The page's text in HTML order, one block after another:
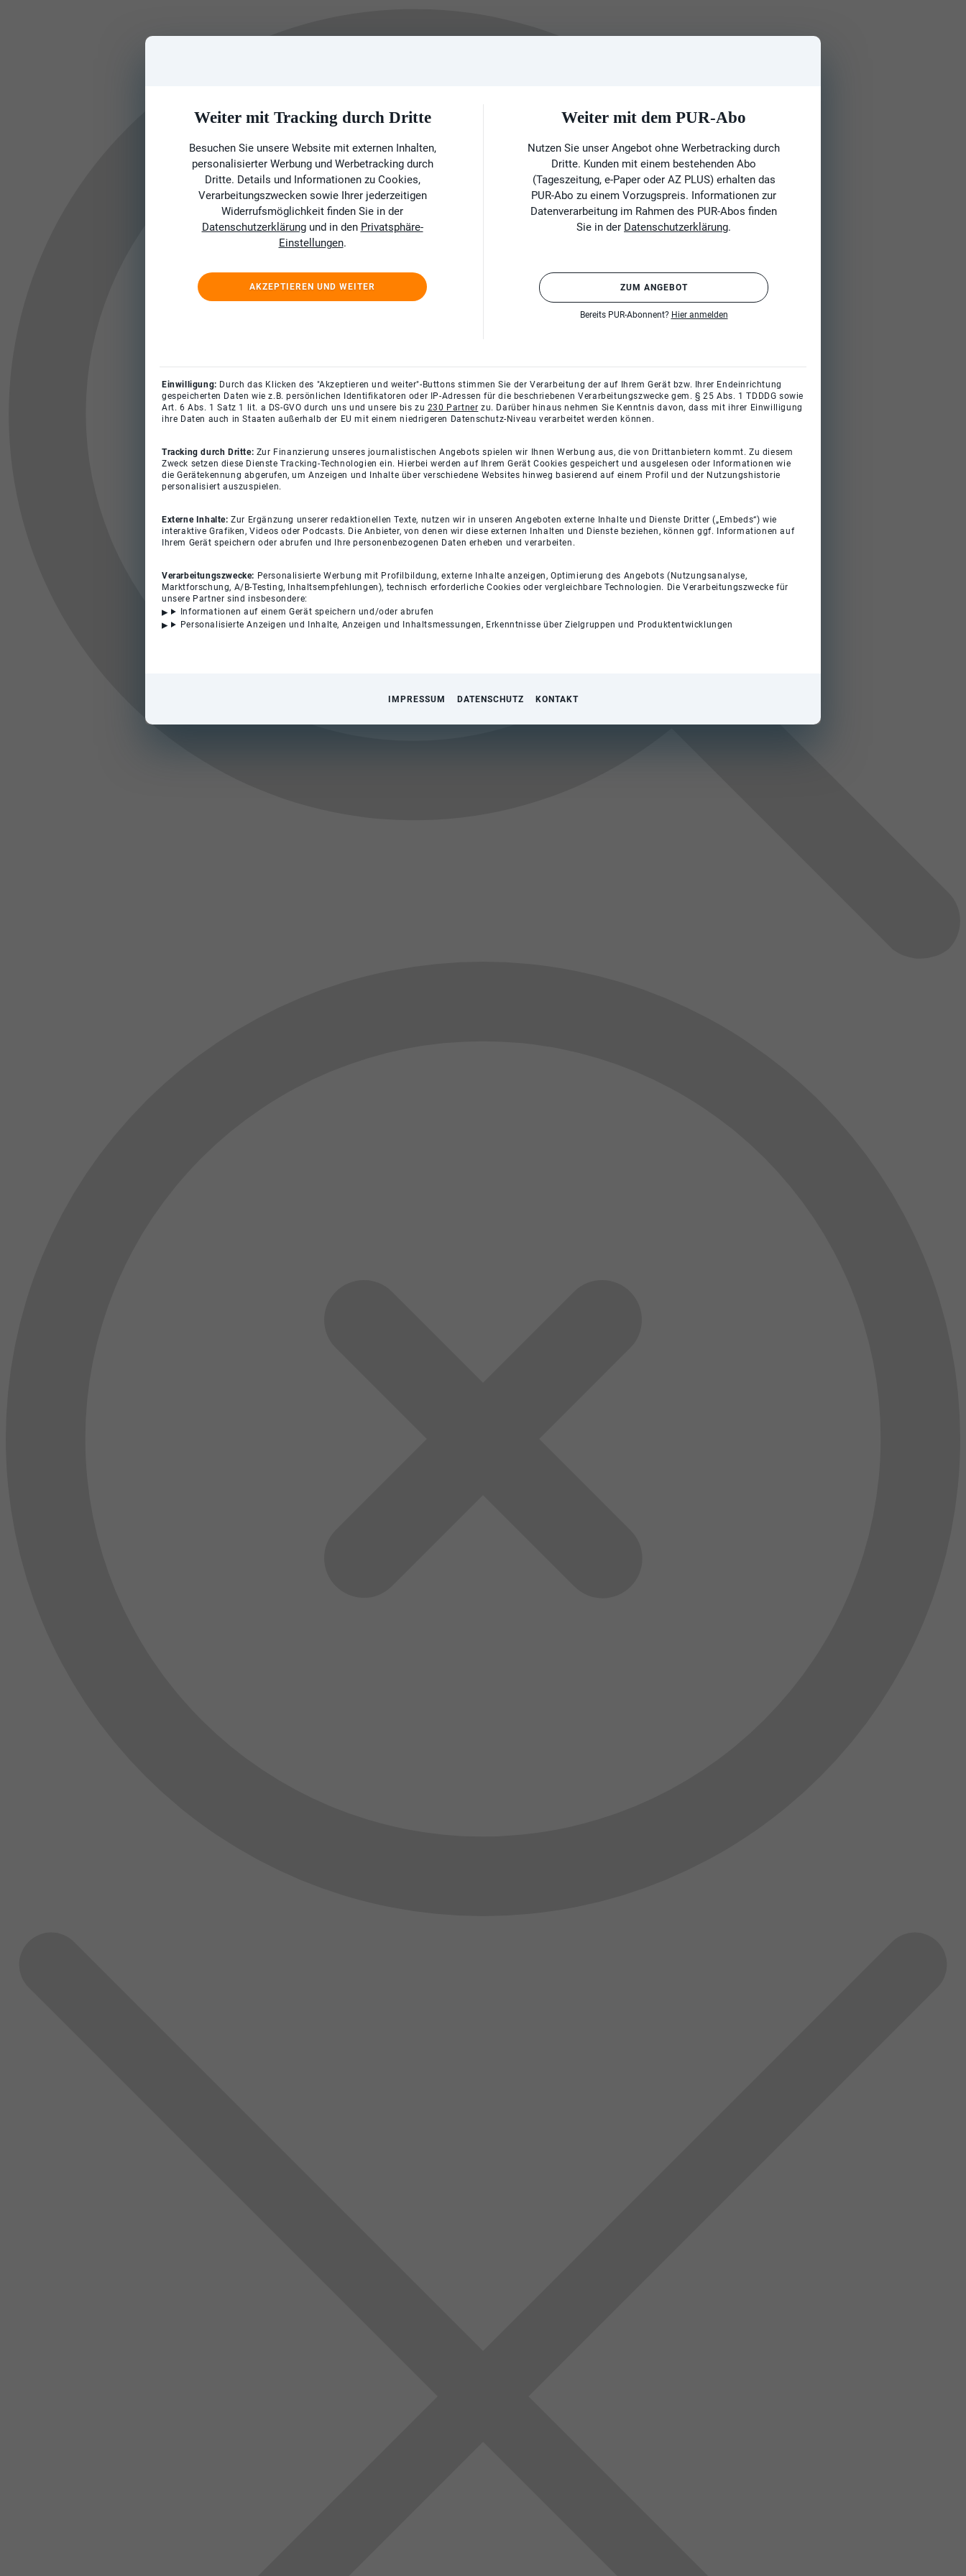
Weiter mit Tracking durch Dritte
Besuchen Sie unsere Website mit externen Inhalten,
personalisierter Werbung und Werbetracking durch
Dritte. Details und Informationen zu Cookies,
Verarbeitungszwecken sowie Ihrer jederzeitigen
Widerrufsmöglichkeit finden Sie in der
Datenschutzerklärungund in den Privatsphäre-
Einstellungen.
AKZEPTIEREN UND WEITER
Weiter mit dem PUR-Abo
Nutzen Sie unser Angebot ohne Werbetracking durch
Dritte. Kunden mit einem bestehenden Abo
(Tageszeitung, e-Paper oder AZ PLUS) erhalten das
PUR-Abo zu einem Vorzugspreis. Informationen zur
Datenverarbeitung im Rahmen des PUR-Abos finden
Sie in der Datenschutzerklärung.
ZUM ANGEBOT
Bereits PUR-Abonnent? Hier anmelden
Einwilligung: Durch das Klicken des "Akzeptieren und weiter"-Buttons stimmen Sie der Verarbeitung der auf Ihrem Gerät bzw. Ihrer Endeinrichtung
gespeicherten Daten wie z.B. persönlichen Identifikatoren oder IP-Adressen für die beschriebenen Verarbeitungszwecke gem. § 25 Abs. 1 TDDDG sowie
Art. 6 Abs. 1 Satz 1 lit. a DS-GVO durch uns und unsere bis zu 230 Partner zu. Darüber hinaus nehmen Sie Kenntnis davon, dass mit ihrer Einwilligung
ihre Daten auch in Staaten außerhalb der EU mit einem niedrigeren Datenschutz-Niveau verarbeitet werden können.
Tracking durch Dritte: Zur Finanzierung unseres journalistischen Angebots spielen wir Ihnen Werbung aus, die von Drittanbietern kommt. Zu diesem
Zweck setzen diese Dienste Tracking-Technologien ein. Hierbei werden auf Ihrem Gerät Cookies gespeichert und ausgelesen oder Informationen wie
die Gerätekennung abgerufen, um Anzeigen und Inhalte über verschiedene Websites hinweg basierend auf einem Profil und der Nutzungshistorie
personalisiert auszuspielen.
Externe Inhalte:Zur Ergänzung unserer redaktionellen Texte, nutzen wir in unseren Angeboten externe Inhalte und Dienste Dritter („Embeds“) wie
interaktive Grafiken, Videos oder Podcasts. Die Anbieter, von denen wir diese externen Inhalten und Dienste beziehen, können ggf. Informationen auf
Ihrem Gerät speichern oder abrufen und Ihre personenbezogenen Daten erheben und verarbeiten.
Verarbeitungszwecke: Personalisierte Werbung mit Profilbildung, externe Inhalte anzeigen, Optimierung des Angebots (Nutzungsanalyse,
Marktforschung, A/B-Testing, Inhaltsempfehlungen), technisch erforderliche Cookies oder vergleichbare Technologien. Die Verarbeitungszwecke für
unsere Partner sind insbesondere:
Informationen auf einem Gerät speichern und/oder abrufen
Personalisierte Anzeigen und Inhalte, Anzeigen und Inhaltsmessungen, Erkenntnisse über Zielgruppen und Produktentwicklungen
IMPRESSUM DATENSCHUTZ KONTAKT